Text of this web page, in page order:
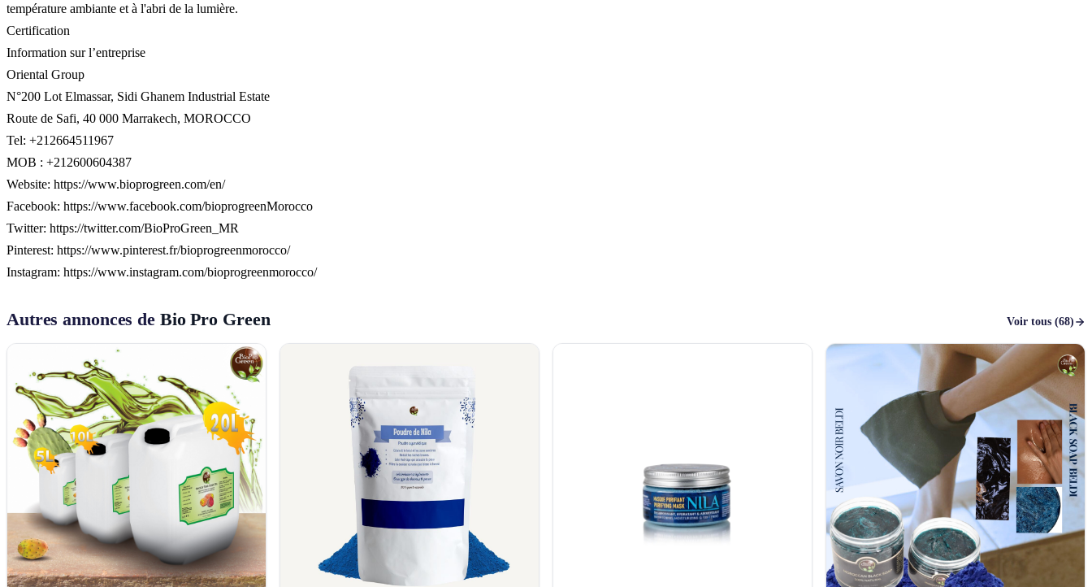
température ambiante et à l'abri de la lumière.
Certification
Information sur l’entreprise
Oriental Group
N°200 Lot Elmassar, Sidi Ghanem Industrial Estate
Route de Safi, 40 000 Marrakech, MOROCCO
Tel: +212664511967
MOB : +212600604387
Website: https://www.bioprogreen.com/en/
Facebook: https://www.facebook.com/bioprogreenMorocco
Twitter: https://twitter.com/BioProGreen_MR
Pinterest: https://www.pinterest.fr/bioprogreenmorocco/
Instagram: https://www.instagram.com/bioprogreenmorocco/
Autres annonces de Bio Pro Green Voir tous (68)